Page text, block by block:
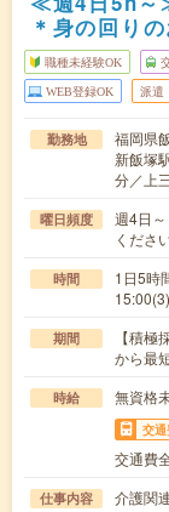
＊身の回り
職種未経験OK
WEB登録OK 派遣
勤務地
福岡県
新飯塚
分／上
曜日頻度
週4日
くださ
時間
1日5時
期間
【積
から最
時給 無資格
交
交通費
仕事内容
介護関